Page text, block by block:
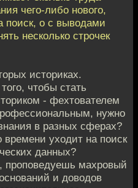
чего-либо нового,
поиск, о с выводами
несколько строчек
историках.
чтобы стать
- фехтователем
нужно
в разных сферах?
уходит на поиск
данных?
махровый
и доводов